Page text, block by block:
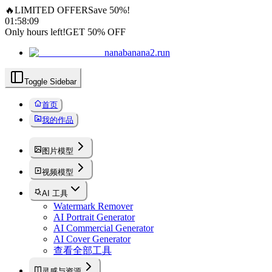
🔥LIMITED OFFERSave 50%!
01 :58:08
Only hours left!GET 50% OFF
nanabanana2.run
Toggle Sidebar
首页
我的作品
图片模型
视频模型
AI 工具
Watermark Remover
AI Portrait Generator
AI Commercial Generator
AI Cover Generator
查看全部工具